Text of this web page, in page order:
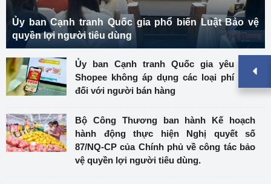
Ủy ban Cạnh tranh Quốc gia phổ biến Luật Bảo vệ
quyền lợi người tiêu dùng
Ủy ban Cạnh tranh Quốc gia yêu cầu
Shopee không áp dụng các loại phí mới
đối với người bán hàng
Bộ Công Thương ban hành Kế hoạch
hành động thực hiện Nghị quyết số
87/NQ-CP của Chính phủ về công tác bảo
vệ quyền lợi người tiêu dùng.